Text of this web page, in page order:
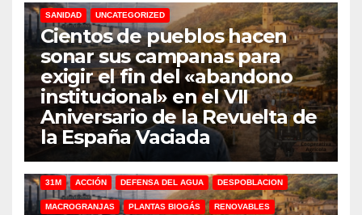
SANIDAD UNCATEGORIZED
Cientos de pueblos hacen
sonar sus campanas para
exigir el fin del «abandono
institucional» en el VII
Aniversario de la Revuelta de
la España Vaciada
31M ACCIÓN DEFENSA DEL AGUA DESPOBLACION
MACROGRANJAS PLANTAS BIOGÁS RENOVABLES